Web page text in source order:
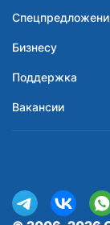
Бизнесу
Поддержка
Вакансии